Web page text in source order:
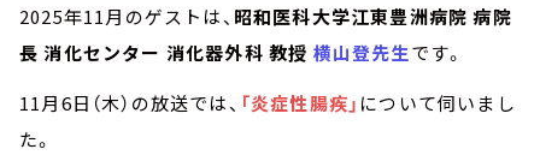
2025年11月のゲストは、 昭和医科大学江東豊洲病院 病院
長 消化センター 消化器外科 教授 横山登先生です。
11月6日（木）の放送では、 「炎症性腸疾」 について伺いまし
た。